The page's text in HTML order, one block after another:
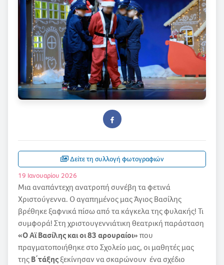
Δείτε τη συλλογή φωτογραφιών
19 Ιανουαρίου 2026
Μια αναπάντεχη ανατροπή συνέβη τα φετινά
Χριστούγεννα. Ο αγαπημένος μας Άγιος Βασίλης
βρέθηκε ξαφνικά πίσω από τα κάγκελα της φυλακής! Τι
συμφορά! Στη χριστουγεννιάτικη θεατρική παράσταση
«Ο Αϊ Βασίλης και οι 83 αρουραίοι»που
πραγματοποιήθηκε στο Σχολείο μας, οι μαθητές μας
τηςΒ΄τάξηςξεκίνησαν να σκαρώνουν ένα σχέδιο